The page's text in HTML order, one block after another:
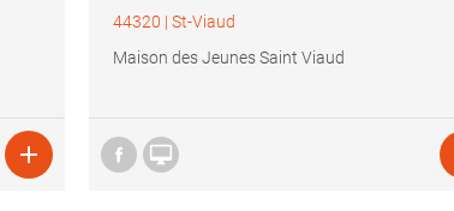

44320 |St-Viaud
Maison des Jeunes Saint Viaud
